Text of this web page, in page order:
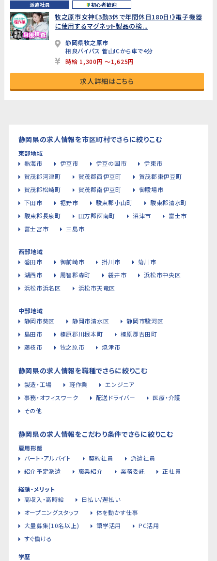
派遣社員 初心者歓迎
牧之原市女神《3勤3休で年間休日180日!》電子機器
に使用するマグネット製品の検...
静岡県牧之原市
相良バイパス 菅山ICから車で4分
時給 1,300円 ～1,625円
求人詳細はこちら
静岡県の求人情報を市区町村でさらに絞りこむ
東部地域
熱海市
伊豆市 伊豆の国市
伊東市
賀茂郡河津町
賀茂郡西伊豆町
賀茂郡東伊豆町
賀茂郡松崎町
賀茂郡南伊豆町
御殿場市
下田市
裾野市 駿東郡小山町
駿東郡清水町
駿東郡長泉町
田方郡函南町 沼津市
富士市
富士宮市
三島市
西部地域
磐田市
御前崎市 掛川市
菊川市
湖西市
周智郡森町 袋井市
浜松市中央区
浜松市浜名区
浜松市天竜区
中部地域
静岡市葵区
静岡市清水区
静岡市駿河区
島田市
榛原郡川根本町
榛原郡吉田町
藤枝市
牧之原市 焼津市
静岡県の求人情報を職種でさらに絞りこむ
製造・工場 軽作業
エンジニア
事務・オフィスワーク
配送ドライバー
医療・介護
その他
静岡県の求人情報をこだわり条件でさらに絞りこむ
雇用形態
パート・アルバイト
契約社員
派遣社員
紹介予定派遣
職業紹介 業務委託 正社員
経験・メリット
高収入・高時給
日払い/週払い
オープニングスタッフ
体を動かす仕事
大量募集(10名以上)
語学活用
PC活用
すぐ働ける
学歴